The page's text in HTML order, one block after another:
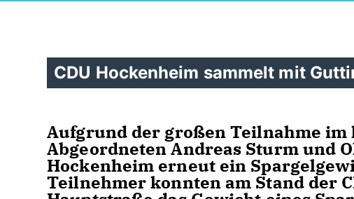
CDU Hockenheim sammelt mit
Aufgrund der großen Teilnahme
Abgeordneten Andreas Sturm und
Hockenheim erneut ein
Teilnehmer konnten am Stand der